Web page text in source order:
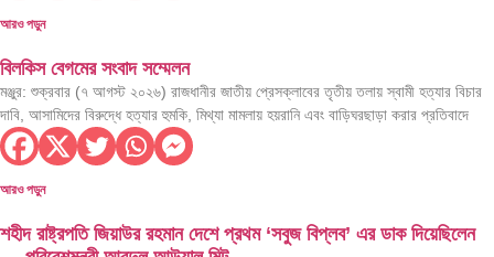
আরও পড়ুন
বিলকিস বেগমের সংবাদ সম্মেলন
মঞ্জুর: শুক্রবার (৭ আগস্ট ২০২৬) রাজধানীর জাতীয় প্রেসক্লাবের তৃতীয় তলায় স্বামী হত্যার বিচার
দাবি, আসামিদের বিরুদ্ধে হত্যার হুমকি, মিথ্যা মামলায় হয়রানি এবং বাড়িঘরছাড়া করার প্রতিবাদে
আরও পড়ুন
শহীদ রাষ্ট্রপতি জিয়াউর রহমান দেশে প্রথম ‘সবুজ বিপ্লব’ এর ডাক দিয়েছিলেন